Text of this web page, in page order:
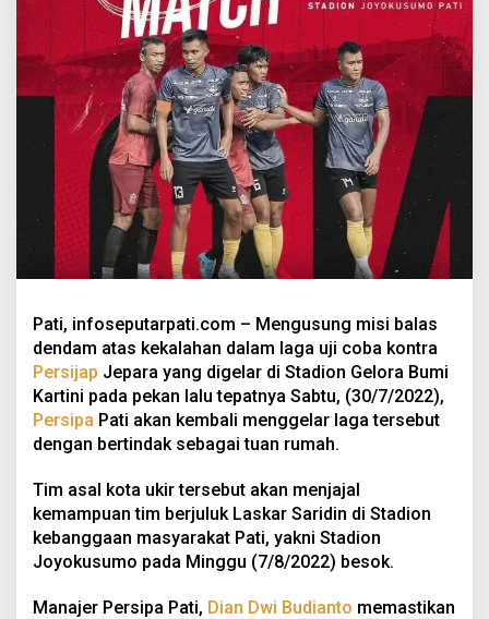
Pati, infoseputarpati.com – Mengusung misi balas
dendam atas kekalahan dalam laga uji coba kontra
Persijap Jepara yang digelar di Stadion Gelora Bumi
Kartini pada pekan lalu tepatnya Sabtu, (30/7/2022),
Persipa Pati akan kembali menggelar laga tersebut
dengan bertindak sebagai tuan rumah.
Tim asal kota ukir tersebut akan menjajal
kemampuan tim berjuluk Laskar Saridin di Stadion
kebanggaan masyarakat Pati, yakni Stadion
Joyokusumo pada Minggu (7/8/2022) besok.
Manajer Persipa Pati, Dian Dwi Budianto memastikan